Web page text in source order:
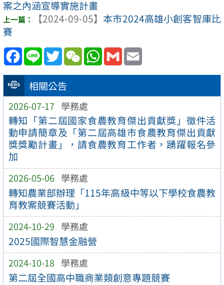
相關公告
2026-07-17 學務處
轉知「第二屆國家食農教育傑出貢獻獎」徵件活
動申請簡章及「第二屆高雄市食農教育傑出貢獻
獎獎勵計畫」，請食農教育工作者，踴躍報名參
加
2026-05-06 學務處
轉知農業部辦理「115年高級中等以下學校食農教
育教案競賽活動」
2024-10-29 學務處
2025國際智慧金融營
2024-10-18 學務處
第二屆全國高中職商業類創意專題競賽
案之內涵宣導實施計畫
【2024-09-05】 本市2024高雄小創客智庫比
賽
Facebook
Line TwitterWeChatWhatsApp
Gmail